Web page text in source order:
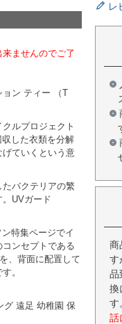
ませんのでご了
ョン ティー （T
ルプロジェクト
した衣類を分解
ていくという意
バクテリアの繁
UVガード
特集ページでイ
ンセプトである
、背面に配置して
。
グ 遠足 幼稚園 保
レ
商
す
品
換
す
話